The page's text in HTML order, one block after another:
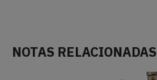
NOTAS RELACIONADAS